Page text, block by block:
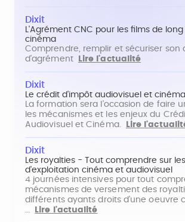
Dixit
L'Agrément CNC pour les films de
cinéma
Comprendre, remplir et sécuriser son
d'agrément
Lire l'actualité
Dixit
Le crédit d'impôt audiovisuel et cinéma
La formation sera l'occasion de faire
les mécanismes et les enjeux du
Audiovisuel et Cinéma.
Lire
Dixit
Les royalties - Tout comprendre sur
d'exploitation cinéma et audiovisuel
4 journées intensives pour tout
mécanismes de versement des
différents ayants droits d'une oeuvre
…
Lire l'actualité